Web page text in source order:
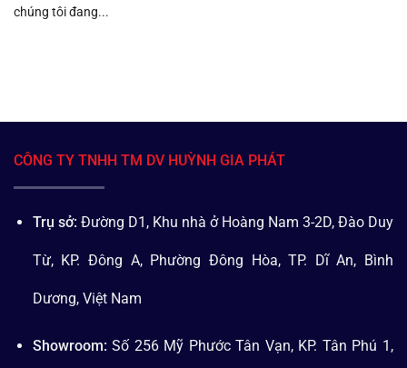
chúng tôi đang...
CÔNG TY TNHH TM DV HUỲNH GIA PHÁT
Trụ sở: Đường D1, Khu nhà ở Hoàng Nam 3-2D, Đào Duy
Từ, KP. Đông A, Phường Đông Hòa, TP. Dĩ An, Bình
Dương, Việt Nam
Showroom: Số 256 Mỹ Phước Tân Vạn, KP. Tân Phú 1,